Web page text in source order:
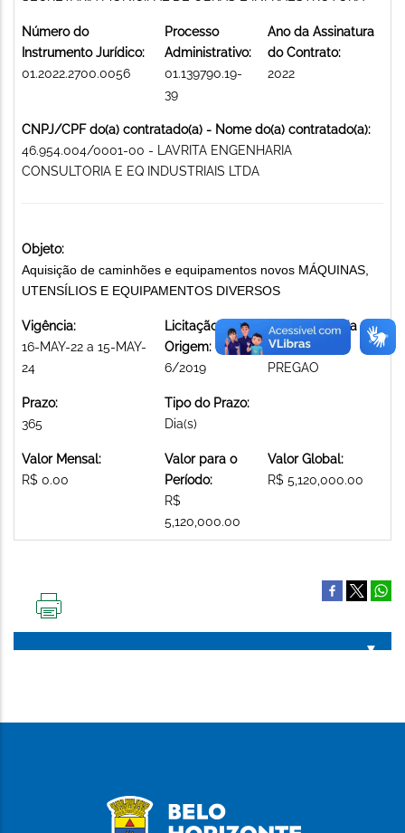
Número do
Instrumento Jurídico:
01.2022.2700.0056
Processo
Administrativo:
01.139790.19-
39
Ano da Assinatura
do Contrato:
2022
CNPJ/CPF do(a) contratado(a) - Nome do(a) contratado(a):
46.954.004/0001-00 - LAVRITA ENGENHARIA
CONSULTORIA E EQ INDUSTRIAIS LTDA
Objeto:
Aquisição de caminhões e equipamentos novos MÁQUINAS,
UTENSÍLIOS E EQUIPAMENTOS DIVERSOS
Vigência:
16-MAY-22 a 15-MAY-
24
Licitação de
Origem:
6/2019
Modalidade da
licitação:
PREGAO
Prazo:
365
Tipo do Prazo:
Dia(s)
Valor Mensal:
R$ 0.00
Valor para o
Período:
R$
5,120,000.00
Valor Global:
R$ 5,120,000.00
PÁGINA